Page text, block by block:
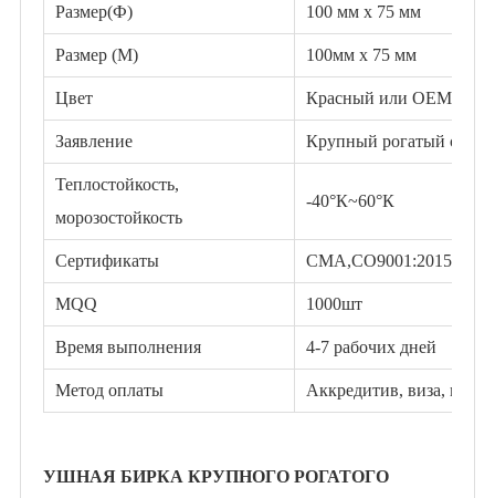
Размер(Ф) 100 мм х 75 мм
Размер (М) 100ммх 75 мм
Цвет Красный или OEM
Заявление Крупный рогатый скот,
Теплостойкость,
морозостойкость
-40°К~60°К
Сертификаты СМА,СО9001:2015
MQQ 1000шт
Время выполнения 4-7 рабочих дней
Метод оплаты Аккредитив, виза,
УШНАЯ БИРКА КРУПНОГО РОГАТОГО